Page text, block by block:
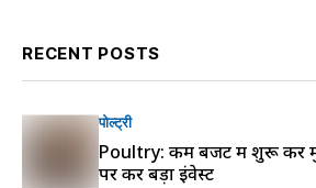
RECENT POSTS
पोल्ट्री
Poultry: कम बजट में शुरू करें
पर करें बड़ा इंवेस्ट